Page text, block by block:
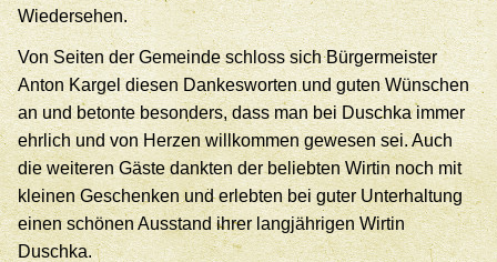
Wiedersehen.
Von Seiten der Gemeinde schloss sich Bürgermeister
Anton Kargel diesen Dankesworten und guten Wünschen
an und betonte besonders, dass man bei Duschka immer
ehrlich und von Herzen willkommen gewesen sei. Auch
die weiteren Gäste dankten der beliebten Wirtin noch mit
kleinen Geschenken und erlebten bei guter Unterhaltung
einen schönen Ausstand ihrer langjährigen Wirtin
Duschka.